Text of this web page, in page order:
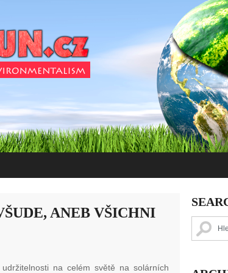
ANEB VŠICHNI
na celém světě na solárních